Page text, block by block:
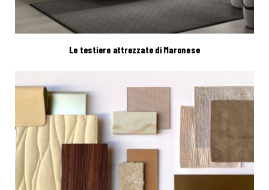
Le testiere attrezzate di Maronese